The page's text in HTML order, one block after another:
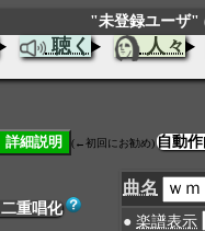
"未登録ユーザ"
聴く 人々
(←初回にお勧め)自動
二重唱化
曲名
● 楽譜表示